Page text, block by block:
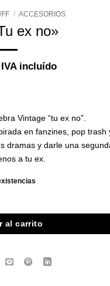
/ ACCESORIOS
ex no»
IVA incluído
Vintage “tu ex no”.
en fanzines, pop trash
dramas y darle una
a tu ex.
al carrito